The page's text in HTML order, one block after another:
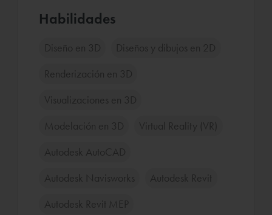
Habilidades
Diseño en 3D Diseños y dibujos en 2D
Renderización en 3D
Visualizaciones en 3D
Modelación en 3D Virtual Reality (VR)
Autodesk AutoCAD
Autodesk Navisworks Autodesk Revit
Autodesk Revit MEP